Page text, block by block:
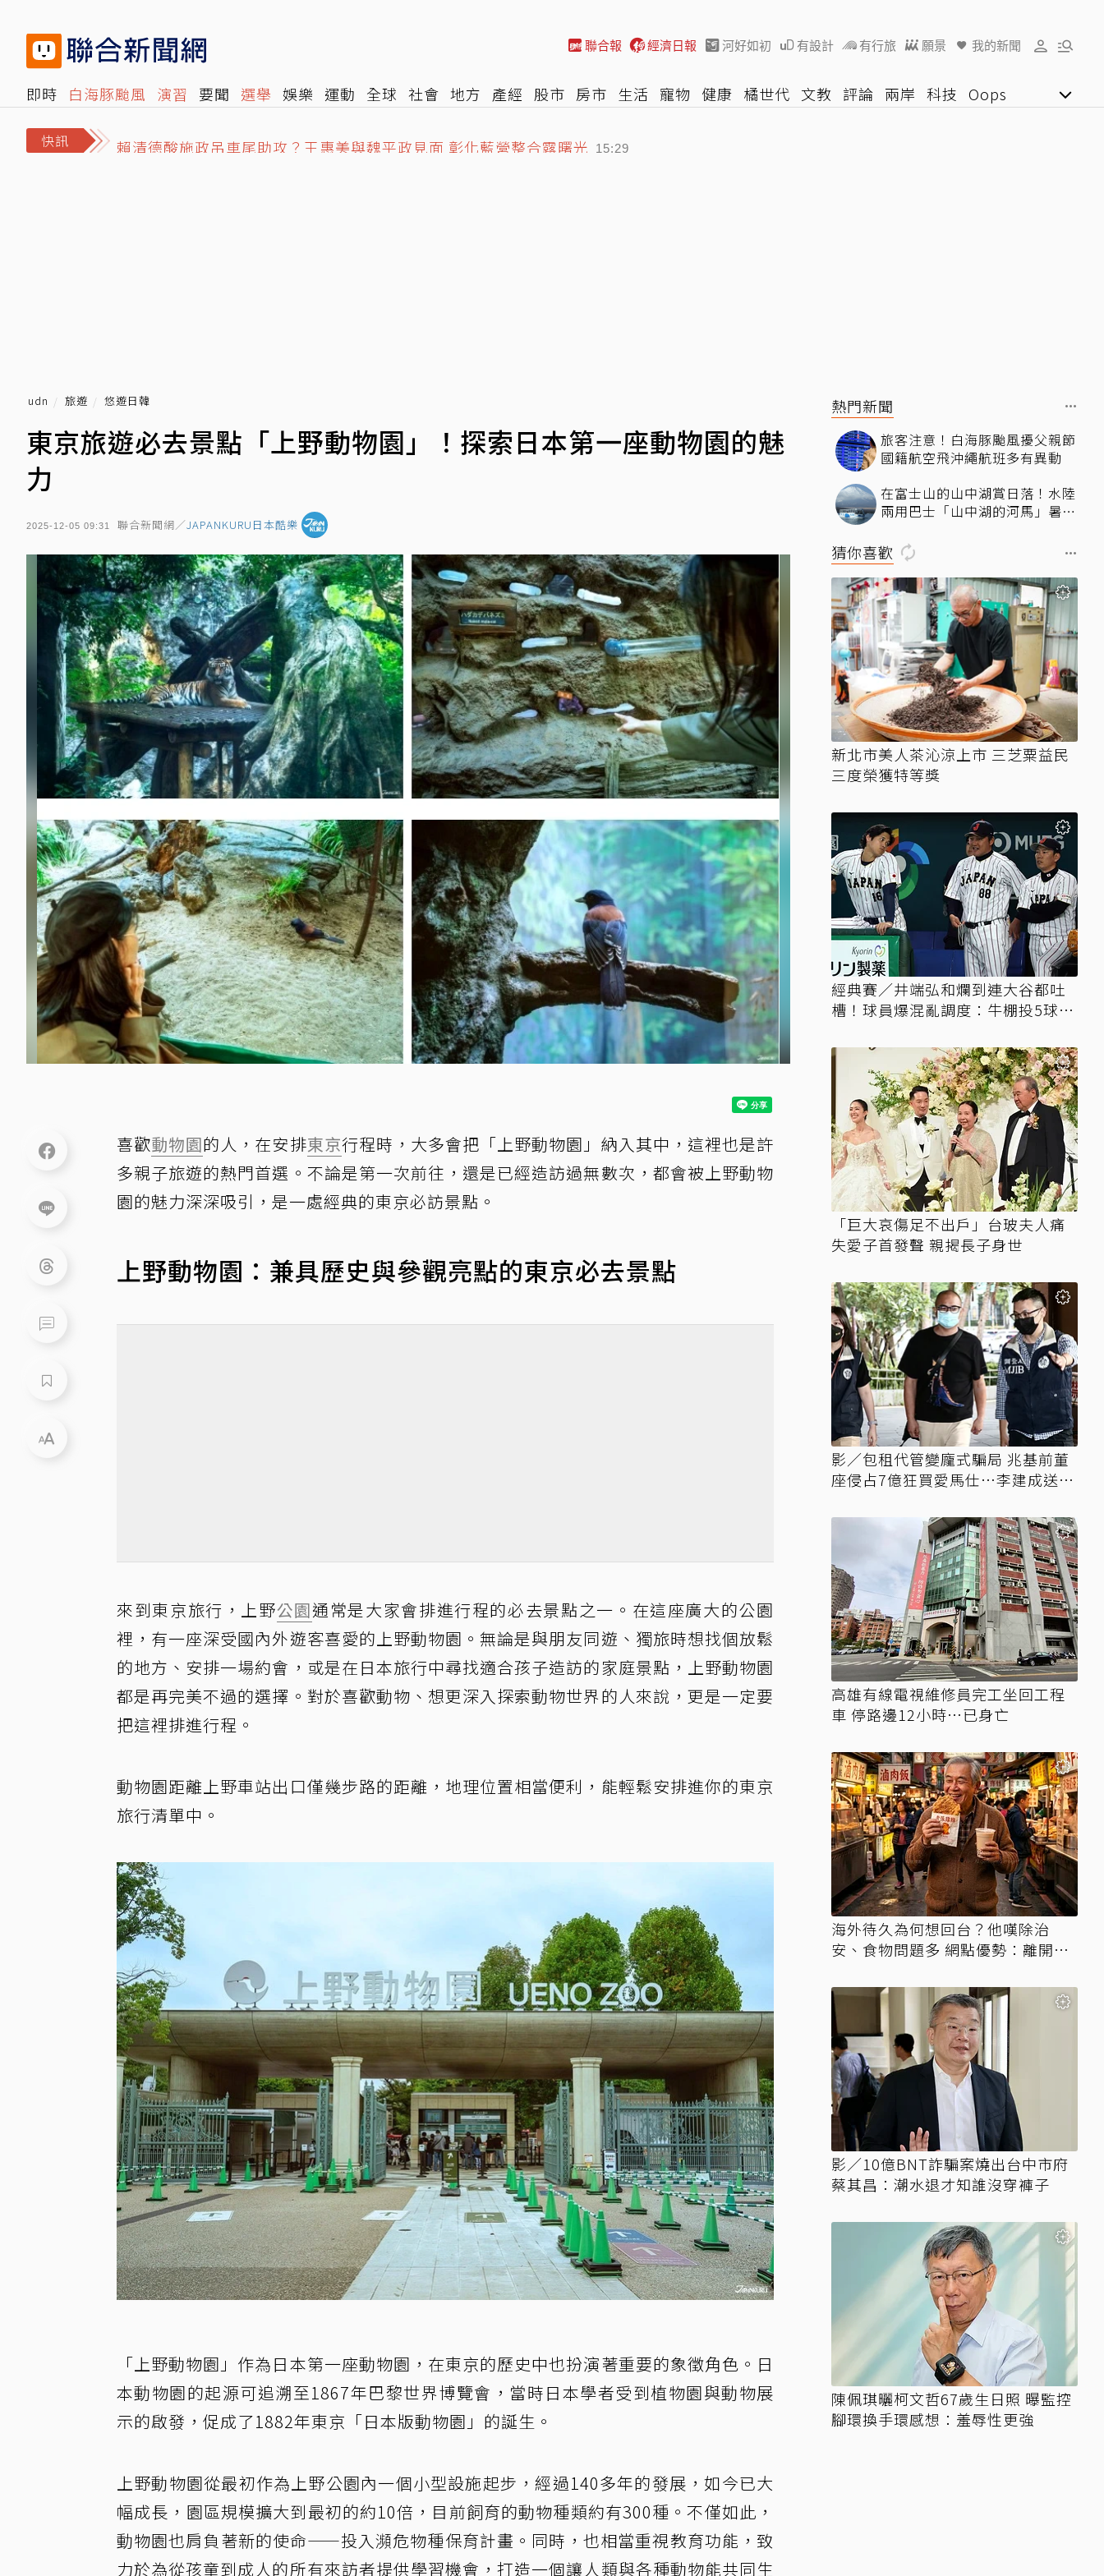
聯合報 經濟日報 河好如初 有設計 有行旅 願景 我的新聞
即時 白海豚颱風 演習 要聞 選舉 娛樂 運動 全球 社會 地方 產經 股市 房市 生活 寵物 健康 橘世代 文教 評論 兩岸 科技 Oops
快訊
不滿被管教！高雄國小生嗆老師「娘娘腔、像個女人」 判決結果出爐
賴清德酸施政吊車尾助攻？王惠美與魏平政見面 彰化藍營整合露曙光 15:29
udn 旅遊 悠遊日韓
東京旅遊必去景點「上野動物園」！探索日本第一座動物園的魅
力
2025-12-05 09:31 聯合新聞網／JAPANKURU日本酷樂
喜歡動物園的人，在安排東京行程時，大多會把「上野動物園」納入其中，這裡也是許
多親子旅遊的熱門首選。不論是第一次前往，還是已經造訪過無數次，都會被上野動物
園的魅力深深吸引，是一處經典的東京必訪景點。
上野動物園：兼具歷史與參觀亮點的東京必去景點
來到東京旅行，上野公園通常是大家會排進行程的必去景點之一。在這座廣大的公園
裡，有一座深受國內外遊客喜愛的上野動物園。無論是與朋友同遊、獨旅時想找個放鬆
的地方、安排一場約會，或是在日本旅行中尋找適合孩子造訪的家庭景點，上野動物園
都是再完美不過的選擇。對於喜歡動物、想更深入探索動物世界的人來說，更是一定要
把這裡排進行程。
動物園距離上野車站出口僅幾步路的距離，地理位置相當便利，能輕鬆安排進你的東京
旅行清單中。
「上野動物園」作為日本第一座動物園，在東京的歷史中也扮演著重要的象徵角色。日
本動物園的起源可追溯至1867年巴黎世界博覽會，當時日本學者受到植物園與動物展
示的啟發，促成了1882年東京「日本版動物園」的誕生。
上野動物園從最初作為上野公園內一個小型設施起步，經過140多年的發展，如今已大
幅成長，園區規模擴大到最初的約10倍，目前飼育的動物種類約有300種。不僅如此，
動物園也肩負著新的使命——投入瀕危物種保育計畫。同時，也相當重視教育功能，致
力於為從孩童到成人的所有來訪者提供學習機會，打造一個讓人類與各種動物能共同生
熱門新聞
旅客注意！白海豚颱風擾父親節
國籍航空飛沖繩航班多有異動
在富士山的山中湖賞日落！水陸
兩用巴士「山中湖的河馬」暑假
猜你喜歡
新北市美人茶沁涼上市 三芝粟益民
三度榮獲特等獎
經典賽／井端弘和爛到連大谷都吐
槽！球員爆混亂調度：牛棚投5球就
「巨大哀傷足不出戶」台玻夫人痛
失愛子首發聲 親揭長子身世
影／包租代管變龐式騙局 兆基前董
座侵占7億狂買愛馬仕…李建成送北
高雄有線電視維修員完工坐回工程
車 停路邊12小時…已身亡
海外待久為何想回台？他嘆除治
安、食物問題多 網點優勢：離開才
影／10億BNT詐騙案燒出台中市府
蔡其昌：潮水退才知誰沒穿褲子
陳佩琪曬柯文哲67歲生日照 曝監控
腳環換手環感想：羞辱性更強